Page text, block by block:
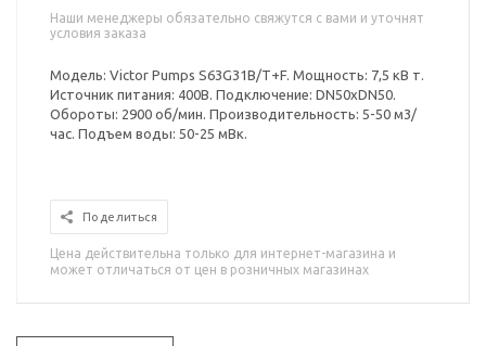
Наши менеджеры обязательно свяжутся с вами и уточнят
условия заказа
Модель: Victor Pumps S63G31B/T+F. Мощность: 7,5 кВ т.
Источник питания: 400В. Подключение: DN50xDN50.
Обороты: 2900 об/мин. Производительность: 5-50 м3/
час. Подъем воды: 50-25 мВк.
Поделиться
Цена действительна только для интернет-магазина и
может отличаться от цен в розничных магазинах